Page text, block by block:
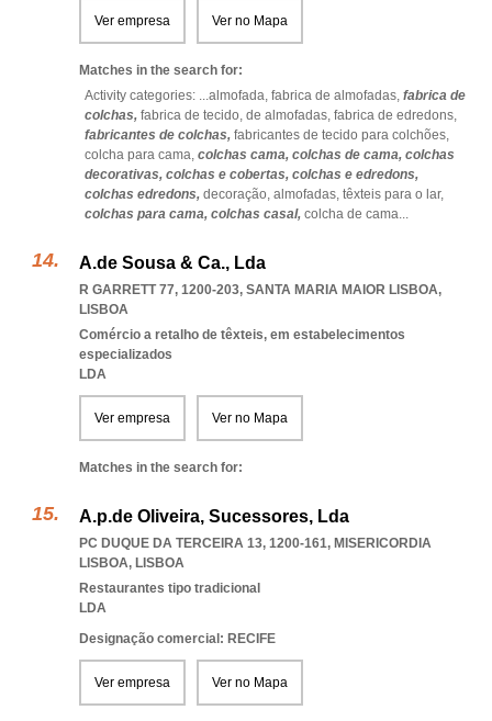
Ver empresa Ver no Mapa
Matches in the search for:
Activity categories: ...almofada, fabrica de almofadas, fabrica de
colchas, fabrica de tecido, de almofadas, fabrica de edredons,
fabricantes de colchas, fabricantes de tecido para colchões,
colcha para cama, colchas cama, colchas de cama, colchas
decorativas, colchas e cobertas, colchas e edredons,
colchas edredons, decoração, almofadas, têxteis para o lar,
colchas para cama, colchas casal, colcha de cama...
A.de Sousa & Ca., Lda
R GARRETT 77, 1200-203, SANTA MARIA MAIOR LISBOA,
LISBOA
Comércio a retalho de têxteis, em estabelecimentos
especializados
LDA
Ver empresa Ver no Mapa
Matches in the search for:
A.p.de Oliveira, Sucessores, Lda
PC DUQUE DA TERCEIRA 13, 1200-161, MISERICORDIA
LISBOA, LISBOA
Restaurantes tipo tradicional
LDA
Designação comercial: RECIFE
Ver empresa Ver no Mapa